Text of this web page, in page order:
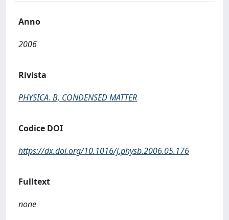
Anno
2006
Rivista
PHYSICA. B, CONDENSED MATTER
Codice DOI
https://dx.doi.org/10.1016/j.physb.2006.05.176
Fulltext
none